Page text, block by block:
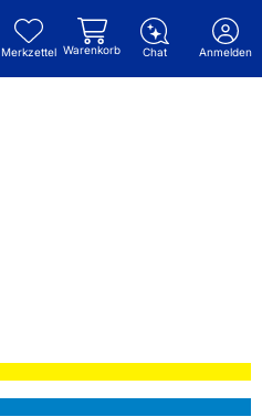
Merkzettel Warenkorb Chat Anmelden